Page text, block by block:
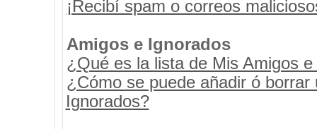
¡Recibí spam o correos
Amigos e Ignorados
¿Qué es la lista de Mis Amigos
¿Cómo se puede añadir ó
Ignorados?